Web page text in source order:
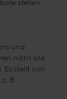
stellen
und
nicht alle
stellt sich
B.